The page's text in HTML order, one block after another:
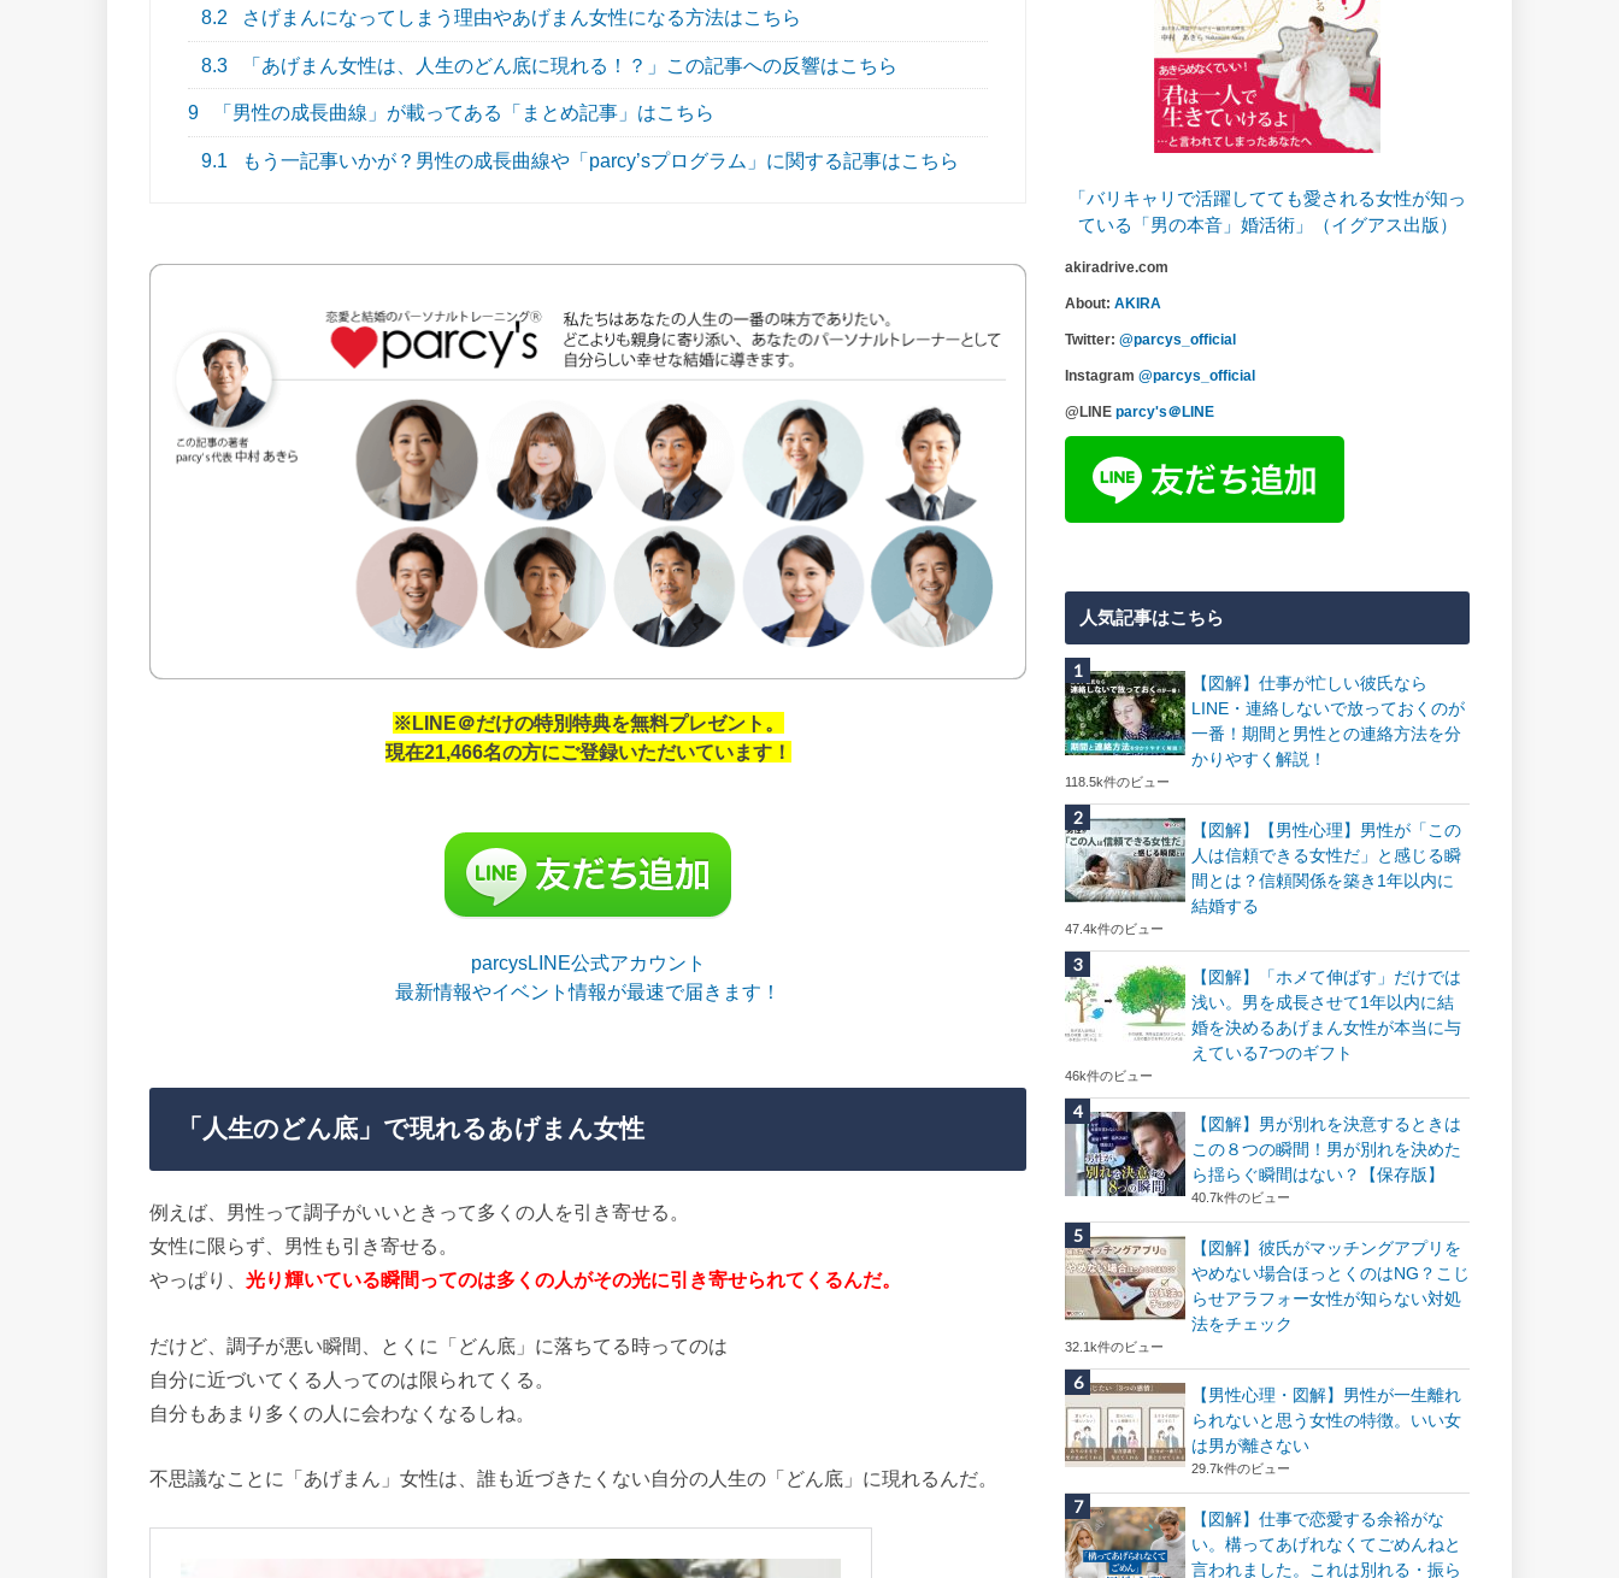
8.2 さげまんになってしまう理由やあげまん女性になる方法はこちら
8.3 「あげまん女性は、人生のどん底に現れる！？」この記事への反響はこちら
9 「男性の成長曲線」が載ってある「まとめ記事」はこちら
9.1 もう一記事いかが？男性の成長曲線や「parcy’sプログラム」に関する記事はこちら
※LINE＠だけの特別特典を無料プレゼント。
現在21,466名の方にご登録いただいています！
parcysLINE公式アカウント
最新情報やイベント情報が最速で届きます！
「人生のどん底」で現れるあげまん女性
例えば、男性って調子がいいときって多くの人を引き寄せる。
女性に限らず、男性も引き寄せる。
やっぱり、 光り輝いている瞬間ってのは多くの人がその光に引き寄せられてくるんだ。
だけど、調子が悪い瞬間、とくに「どん底」に落ちてる時ってのは
自分に近づいてくる人ってのは限られてくる。
自分もあまり多くの人に会わなくなるしね。
不思議なことに「あげまん」女性は、誰も近づきたくない自分の人生の「どん底」に現れるんだ。
「バリキャリで活躍してても愛される女性が知っ
ている「男の本音」婚活術」（イグアス出版）
akiradrive.com
About: AKIRA
Twitter: @parcys_official
Instagram @parcys_official
@LINE parcy's＠LINE
人気記事はこちら
【図解】仕事が忙しい彼氏なら
LINE・連絡しないで放っておくのが
一番！期間と男性との連絡方法を分
かりやすく解説！
118.5k件のビュー
【図解】【男性心理】男性が「この
人は信頼できる女性だ」と感じる瞬
間とは？信頼関係を築き1年以内に
結婚する
47.4k件のビュー
【図解】「ホメて伸ばす」だけでは
浅い。男を成長させて1年以内に結
婚を決めるあげまん女性が本当に与
えている7つのギフト
46k件のビュー
【図解】男が別れを決意するときは
この８つの瞬間！男が別れを決めた
ら揺らぐ瞬間はない？【保存版】
40.7k件のビュー
【図解】彼氏がマッチングアプリを
やめない場合ほっとくのはNG？こじ
らせアラフォー女性が知らない対処
法をチェック
32.1k件のビュー
【男性心理・図解】男性が一生離れ
られないと思う女性の特徴。いい女
は男が離さない
29.7k件のビュー
【図解】仕事で恋愛する余裕がな
い。構ってあげれなくてごめんねと
言われました。これは別れる・振ら